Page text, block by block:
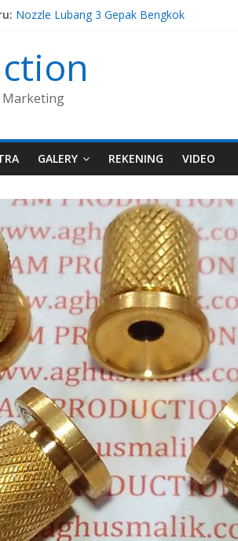
Nozzle Lubang 5 Gepak Bengkok
Spuyer Kompor Gas M8x1,25
Nozzle Lubang 7 Stelan Bengkok
Marketing
GALERY REKENING VIDEO